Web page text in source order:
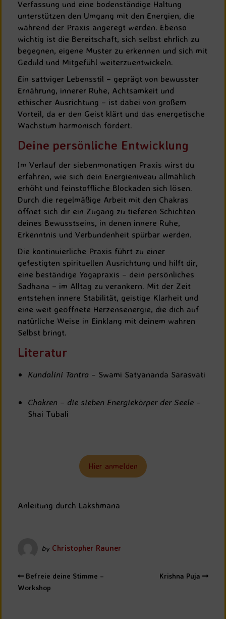
Verfassung und eine bodenständige Haltung
unterstützen den Umgang mit den Energien, die
während der Praxis angeregt werden. Ebenso
wichtig ist die Bereitschaft, sich selbst ehrlich zu
begegnen, eigene Muster zu erkennen und sich mit
Geduld und Mitgefühl weiterzuentwickeln.
Ein sattviger Lebensstil – geprägt von bewusster
Ernährung, innerer Ruhe, Achtsamkeit und
ethischer Ausrichtung – ist dabei von großem
Vorteil, da er den Geist klärt und das energetische
Wachstum harmonisch fördert.
Deine persönliche Entwicklung
Im Verlauf der siebenmonatigen Praxis wirst du
erfahren, wie sich dein Energieniveau allmählich
erhöht und feinstoffliche Blockaden sich lösen.
Durch die regelmäßige Arbeit mit den Chakras
öffnet sich dir ein Zugang zu tieferen Schichten
deines Bewusstseins, in denen innere Ruhe,
Erkenntnis und Verbundenheit spürbar werden.
Die kontinuierliche Praxis führt zu einer
gefestigten spirituellen Ausrichtung und hilft dir,
eine beständige Yogapraxis – dein persönliches
Sadhana – im Alltag zu verankern. Mit der Zeit
entstehen innere Stabilität, geistige Klarheit und
eine weit geöffnete Herzensenergie, die dich auf
natürliche Weise in Einklang mit deinem wahren
Selbst bringt.
Literatur
Kundalini Tantra – Swami Satyananda Sarasvati
Chakren – die sieben Energiekörper der Seele –
Shai Tubali
Hier anmelden
Anleitung durch Lakshmana
by Christopher Rauner
Befreie deine Stimme –
Workshop
Krishna Puja